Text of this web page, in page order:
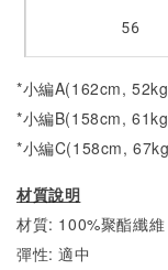
56
*小編A(162cm,
*小編B(158cm,
*小編C(158cm,
材質說明
材質: 100%聚酯纖維
彈性: 適中